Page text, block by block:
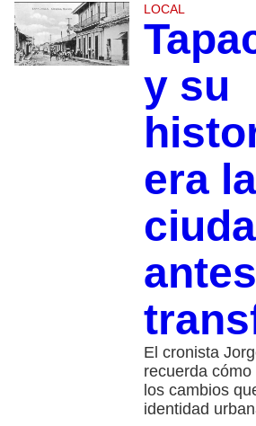
LOCAL
y su
era la
El cronista
recuerda
los cambios
identidad